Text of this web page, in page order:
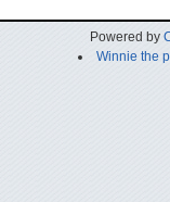
Powered by
Winnie the